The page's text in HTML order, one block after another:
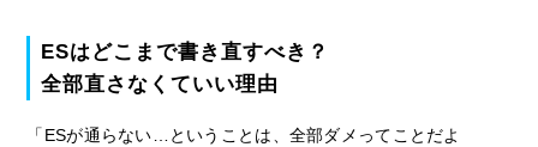
ESはどこまで書き直すべき？
全部直さなくていい理由
「ESが通らない…ということは、全部ダメってことだよ